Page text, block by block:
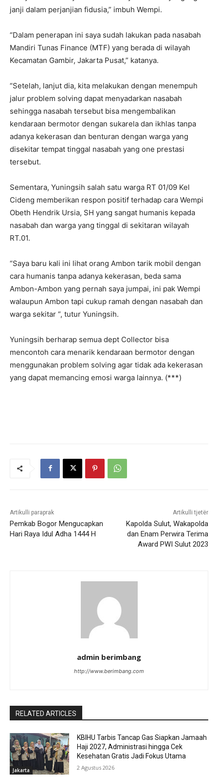
janji dalam perjanjian fidusia,” imbuh Wempi.
“Dalam penerapan ini saya sudah lakukan pada nasabah
Mandiri Tunas Finance (MTF) yang berada di wilayah
Kecamatan Gambir, Jakarta Pusat,” katanya.
“Setelah, lanjut dia, kita melakukan dengan menempuh
jalur problem solving dapat menyadarkan nasabah
sehingga nasabah tersebut bisa mengembalikan
kendaraan bermotor dengan sukarela dan ikhlas tanpa
adanya kekerasan dan benturan dengan warga yang
disekitar tempat tinggal nasabah yang one prestasi
tersebut.
Sementara, Yuningsih salah satu warga RT 01/09 Kel
Cideng memberikan respon positif terhadap cara Wempi
Obeth Hendrik Ursia, SH yang sangat humanis kepada
nasabah dan warga yang tinggal di sekitaran wilayah
RT.01.
“Saya baru kali ini lihat orang Ambon tarik mobil dengan
cara humanis tanpa adanya kekerasan, beda sama
Ambon-Ambon yang pernah saya jumpai, ini pak Wempi
walaupun Ambon tapi cukup ramah dengan nasabah dan
warga sekitar “, tutur Yuningsih.
Yuningsih berharap semua dept Collector bisa
mencontoh cara menarik kendaraan bermotor dengan
menggunakan problem solving agar tidak ada kekerasan
yang dapat memancing emosi warga lainnya. (***)
Artikulli paraprak
Pemkab Bogor Mengucapkan
Hari Raya Idul Adha 1444 H
Artikulli tjetër
Kapolda Sulut, Wakapolda
dan Enam Perwira Terima
Award PWI Sulut 2023
admin berimbang
http://www.berimbang.com
RELATED ARTICLES
Jakarta
KBIHU Tarbis Tancap Gas Siapkan Jamaah
Haji 2027, Administrasi hingga Cek
Kesehatan Gratis Jadi Fokus Utama
2 Agustus 2026